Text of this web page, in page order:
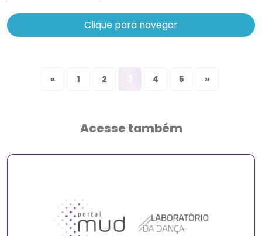
Clique para navegar
« 1 2 4 5 »
Acesse também